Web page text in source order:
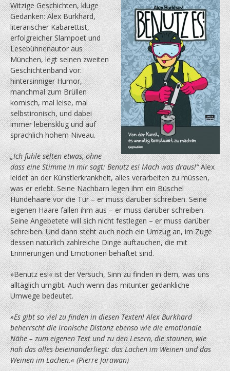
Witzige Geschichten, kluge
Gedanken: Alex Burkhard,
literarischer Kabarettist,
erfolgreicher Slampoet und
Lesebühnenautor aus
München, legt seinen zweiten
Geschichtenband vor:
hintersinniger Humor,
manchmal zum Brüllen
komisch, mal leise, mal
selbstironisch, und dabei
immer lebensklug und auf
sprachlich hohem Niveau.
„Ich fühle selten etwas, ohne
dass eine Stimme in mir sagt: Benutz es! Mach was draus!“Alex
leidet an der Künstlerkrankheit, alles verarbeiten zu müssen,
was er erlebt. Seine Nachbarn legen ihm ein Büschel
Hundehaare vor die Tür – er muss darüber schreiben. Seine
eigenen Haare fallen ihm aus – er muss darüber schreiben.
Seine Angebetete will sich nicht festlegen – er muss darüber
schreiben. Und dann steht auch noch ein Umzug an, im Zuge
dessen natürlich zahlreiche Dinge auftauchen, die mit
Erinnerungen und Emotionen behaftet sind.
»Benutz es!« ist der Versuch, Sinn zu finden in dem, was uns
alltäglich umgibt. Auch wenn das mitunter gedankliche
Umwege bedeutet.
»Es gibt so viel zu finden in diesen Texten! Alex Burkhard
beherrscht die ironische Distanz ebenso wie die emotionale
Nähe – zum eigenen Text und zu den Lesern, die staunen, wie
nah das alles beieinanderliegt: das Lachen im Weinen und das
Weinen im Lachen.« (Pierre Jarawan)